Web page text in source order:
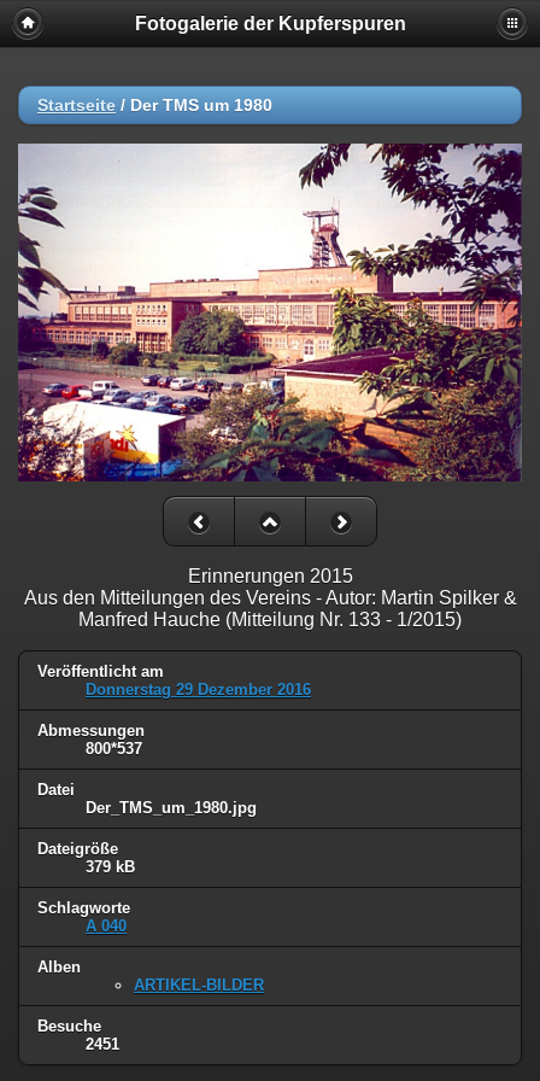
Fotogalerie der Kupferspuren
Startseite / Der TMS um 1980
Erinnerungen 2015
Aus den Mitteilungen des Vereins - Autor: Martin Spilker &
Manfred Hauche (Mitteilung Nr. 133 - 1/2015)
Veröffentlicht am
Donnerstag 29 Dezember 2016
Abmessungen
800*537
Datei
Der_TMS_um_1980.jpg
Dateigröße
379 kB
Schlagworte
A 040
Alben
ARTIKEL-BILDER
Besuche
2451